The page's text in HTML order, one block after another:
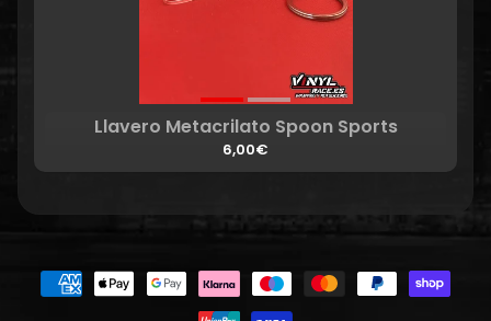
Llavero Metacrilato Spoon Sports
6,00€